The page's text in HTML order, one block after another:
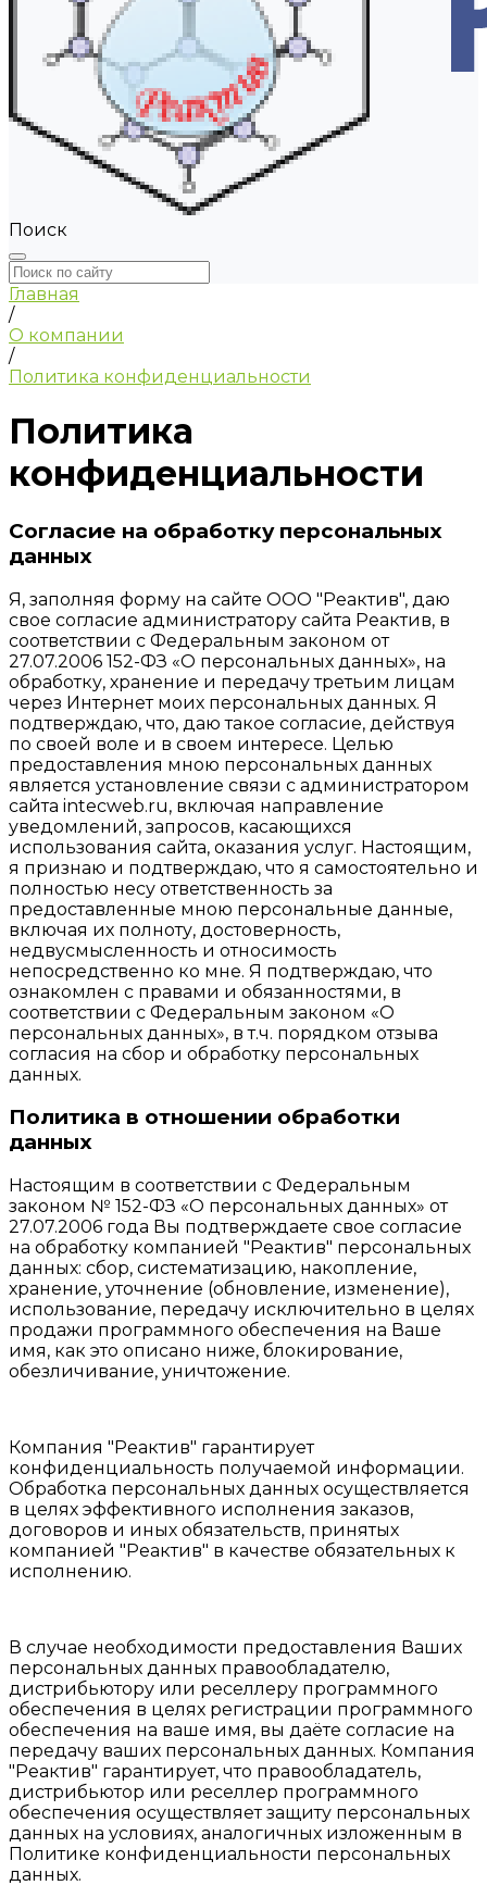
Поиск
Главная
/
О компании
/
Политика конфиденциальности
Политика
конфиденциальности
Согласие на обработку персональных
данных
Я, заполняя форму на сайте ООО "Реактив", даю
свое согласие администратору сайта Реактив, в
соответствии с Федеральным законом от
27.07.2006 152-ФЗ «О персональных данных», на
обработку, хранение и передачу третьим лицам
через Интернет моих персональных данных. Я
подтверждаю, что, даю такое согласие, действуя
по своей воле и в своем интересе. Целью
предоставления мною персональных данных
является установление связи с администратором
сайта intecweb.ru, включая направление
уведомлений, запросов, касающихся
использования сайта, оказания услуг. Настоящим,
я признаю и подтверждаю, что я самостоятельно и
полностью несу ответственность за
предоставленные мною персональные данные,
включая их полноту, достоверность,
недвусмысленность и относимость
непосредственно ко мне. Я подтверждаю, что
ознакомлен с правами и обязанностями, в
соответствии с Федеральным законом «О
персональных данных», в т.ч. порядком отзыва
согласия на сбор и обработку персональных
данных.
Политика в отношении обработки
данных
Настоящим в соответствии с Федеральным
законом № 152-ФЗ «О персональных данных» от
27.07.2006 года Вы подтверждаете свое согласие
на обработку компанией "Реактив" персональных
данных: сбор, систематизацию, накопление,
хранение, уточнение (обновление, изменение),
использование, передачу исключительно в целях
продажи программного обеспечения на Ваше
имя, как это описано ниже, блокирование,
обезличивание, уничтожение.
Компания "Реактив" гарантирует
конфиденциальность получаемой информации.
Обработка персональных данных осуществляется
в целях эффективного исполнения заказов,
договоров и иных обязательств, принятых
компанией "Реактив" в качестве обязательных к
исполнению.
В случае необходимости предоставления Ваших
персональных данных правообладателю,
дистрибьютору или реселлеру программного
обеспечения в целях регистрации программного
обеспечения на ваше имя, вы даёте согласие на
передачу ваших персональных данных. Компания
"Реактив" гарантирует, что правообладатель,
дистрибьютор или реселлер программного
обеспечения осуществляет защиту персональных
данных на условиях, аналогичных изложенным в
Политике конфиденциальности персональных
данных.